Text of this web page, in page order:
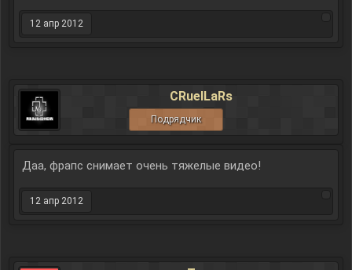
12 апр 2012
CRuelLaRs
Подрядчик
Даа, фрапс снимает очень тяжелые видео!
12 апр 2012